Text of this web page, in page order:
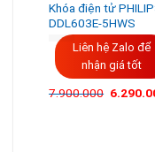
Khóa điện tử
DDL603E-5HWS
Liên hệ Zalo để
nhận giá tốt
7.900.000 Giá